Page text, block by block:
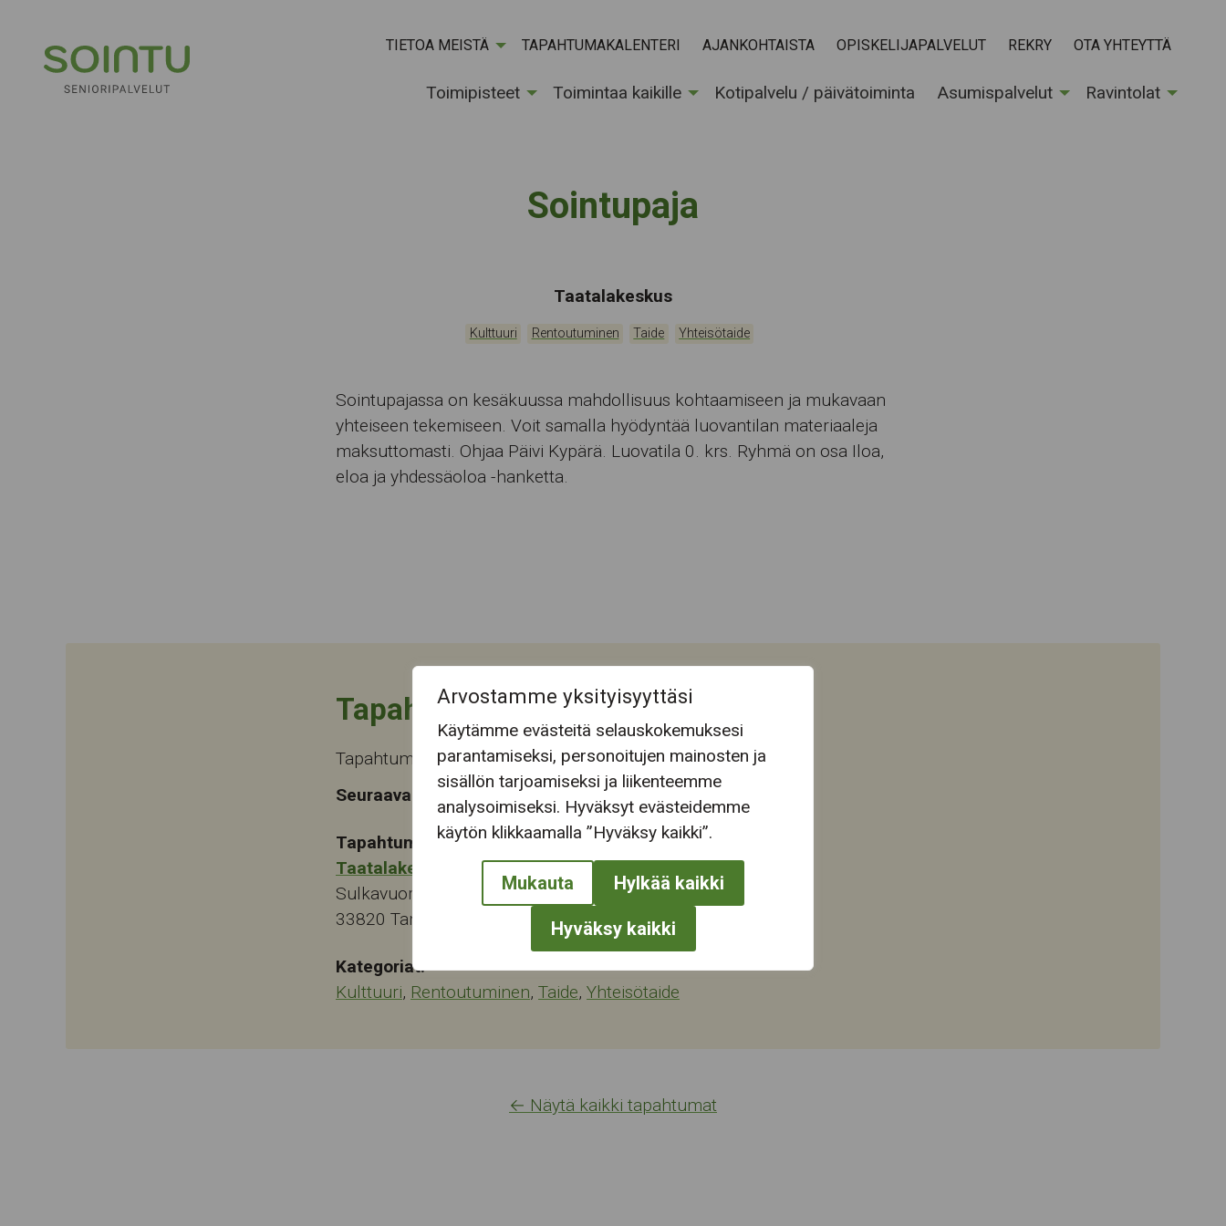
Arvostamme yksityisyyttäsi
Käytämme evästeitä selauskokemuksesi
parantamiseksi, personoitujen mainosten ja
sisällön tarjoamiseksi ja liikenteemme
analysoimiseksi. Hyväksyt evästeidemme
käytön klikkaamalla ”Hyväksy kaikki”.
Mukauta Hylkää kaikki
Hyväksy kaikki
TIETOA MEISTÄ TAPAHTUMAKALENTERI AJANKOHTAISTA OPISKELIJAPALVELUT REKRY OTA YHTEYTTÄ
Toimipisteet Toimintaa kaikille Kotipalvelu / päivätoiminta Asumispalvelut Ravintolat
Sointupaja
Tapahtumapaikka:
Taatalakeskus
Kategoriat:
Kulttuuri Rentoutuminen Taide Yhteisötaide
Sointupajassa on kesäkuussa mahdollisuus kohtaamiseen ja mukavaan
yhteiseen tekemiseen. Voit samalla hyödyntää luovantilan materiaaleja
maksuttomasti. Ohjaa Päivi Kypärä. Luovatila 0. krs. Ryhmä on osa Iloa,
eloa ja yhdessäoloa -hanketta.
Tapahtuman tiedot
Tapahtuma päättyi ti 30.6.2026
Seuraava tapahtuma-aika
Tapahtumapaikka:
Taatalakeskus
Sulkavuorenkatu 6
33820 Tampere
Kategoriat:
Kulttuuri, Rentoutuminen, Taide, Yhteisötaide
← Näytä kaikki tapahtumat